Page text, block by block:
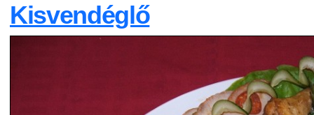
Kisvendéglő